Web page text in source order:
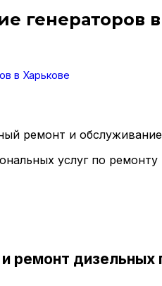
генераторов
в Харькове
ремонт и
услуг по
ремонт дизельных